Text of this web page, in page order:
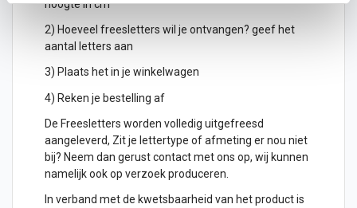
hoogte in cm
2) Hoeveel freesletters wil je ontvangen? geef het
aantal letters aan
3) Plaats het in je winkelwagen
4) Reken je bestelling af
De Freesletters worden volledig uitgefreesd
aangeleverd, Zit je lettertype of afmeting er nou niet
bij? Neem dan gerust contact met ons op, wij kunnen
namelijk ook op verzoek produceren.
In verband met de kwetsbaarheid van het product is